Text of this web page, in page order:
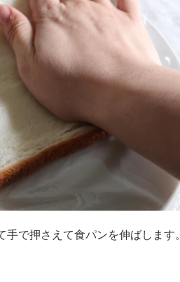
で押さえて食パンを伸ばします。